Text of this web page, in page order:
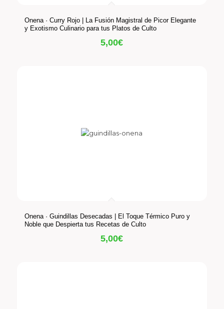
Onena · Curry Rojo | La Fusión Magistral de Picor Elegante
y Exotismo Culinario para tus Platos de Culto
5,00€
Onena · Guindillas Desecadas | El Toque Térmico Puro y
Noble que Despierta tus Recetas de Culto
5,00€